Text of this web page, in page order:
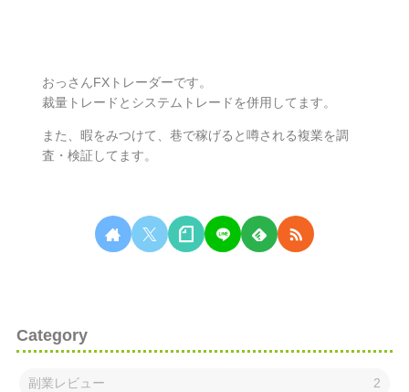
おっさんFXトレーダーです。
裁量トレードとシステムトレードを併用してます。
また、暇をみつけて、巷で稼げると噂される複業を調
査・検証してます。
Category
副業レビュー 2